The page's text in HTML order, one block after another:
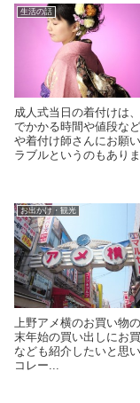
生活の話
成人式当日の着付けは
でかかる時間や値段な
や着付け師さんにお願
ラブルというのもあり
お出かけ・観光
上野アメ横のお買い物
末年始の買い出しにお
なども紹介したいと思
コレー...